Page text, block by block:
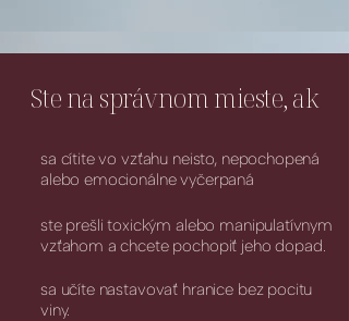
Ste na správnom mieste, ak
sa cítite vo vzťahu neisto, nepochopená
alebo emocionálne vyčerpaná
ste prešli toxickým alebo manipulatívnym
vzťahom a chcete pochopiť jeho dopad.
sa učíte nastavovať hranice bez pocitu
viny.